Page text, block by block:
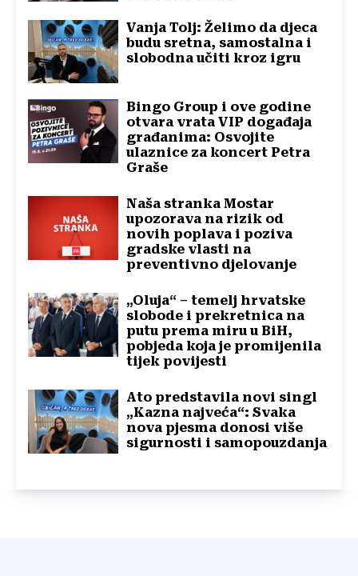
Vanja Tolj: Želimo da djeca
budu sretna, samostalna i
slobodna učiti kroz igru
Bingo Group i ove godine
otvara vrata VIP događaja
građanima: Osvojite
ulaznice za koncert Petra
Graše
Naša stranka Mostar
upozorava na rizik od
novih poplava i poziva
gradske vlasti na
preventivno djelovanje
„Oluja“ – temelj hrvatske
slobode i prekretnica na
putu prema miru u BiH,
pobjeda koja je promijenila
tijek povijesti
Ato predstavila novi singl
„Kazna najveća“: Svaka
nova pjesma donosi više
sigurnosti i samopouzdanja